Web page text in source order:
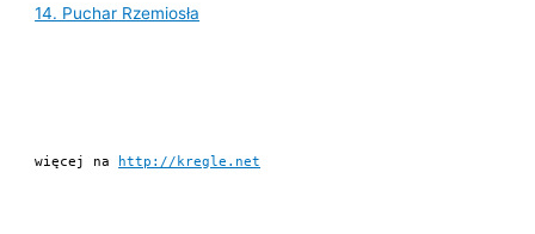
14. Puchar Rzemiosła
więcej na http://kregle.net